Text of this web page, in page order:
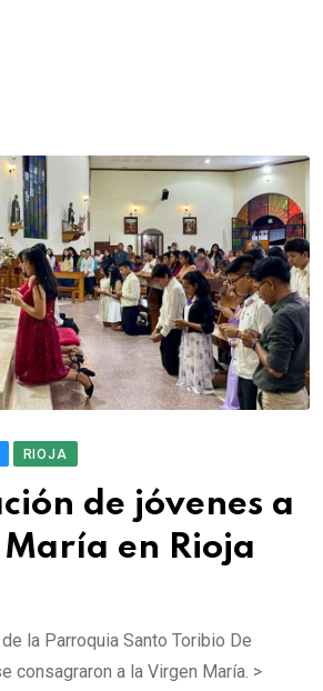
RIOJA
de jóvenes a
en Rioja
la Parroquia Santo Toribio De
consagraron a la Virgen María. >